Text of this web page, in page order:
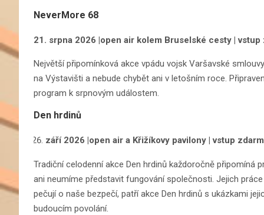
NeverMore 68
21. srpna 2026 |open air kolem Bruselské cesty | vstup
Největší připomínková akce vpádu vojsk Varšavské
na Výstavišti a nebude chybět ani v letošním roce.
program k srpnovým událostem.
Den hrdinů
září 2026 |open air a Křižíkovy pavilony | vstup
Tradiční celodenní akce Den hrdinů každoročně připomíná
ani neumíme představit fungování společnosti. Jejich
pečují o naše bezpečí, patří akce Den hrdinů s ukázkami
budoucím povolání.